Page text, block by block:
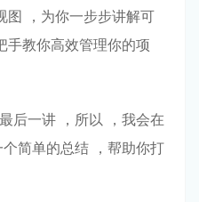
图 ，为你⼀步步讲解可
⼿教你⾼效管理你的项
后⼀讲 ，所以 ，我会在
简单的总结 ，帮助你打